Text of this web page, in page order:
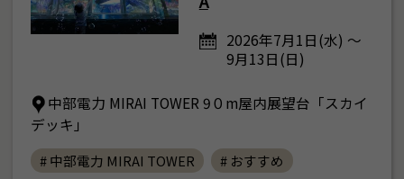
2026年7月1日(水) ～
9月13日(日)
中部電力 MIRAI TOWER 9０m屋内展望台「スカイ
デッキ」
# 中部電力 MIRAI TOWER # おすすめ